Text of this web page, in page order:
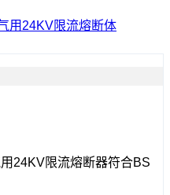
24KV限流熔断器符合BS